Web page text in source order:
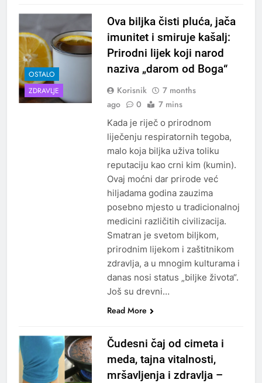
OSTALO
ZDRAVLJE
Ova biljka čisti pluća, jača
imunitet i smiruje kašalj:
Prirodni lijek koji narod
naziva „darom od Boga“
Korisnik
7 months
ago
0 7 mins
Kada je riječ o prirodnom
liječenju respiratornih tegoba,
malo koja biljka uživa toliku
reputaciju kao crni kim (kumin).
Ovaj moćni dar prirode već
hiljadama godina zauzima
posebno mjesto u tradicionalnoj
medicini različitih civilizacija.
Smatran je svetom biljkom,
prirodnim lijekom i zaštitnikom
zdravlja, a u mnogim kulturama i
danas nosi status „biljke života“.
Još su drevni…
Read More
Čudesni čaj od cimeta i
meda, tajna vitalnosti,
mršavljenja i zdravlja –